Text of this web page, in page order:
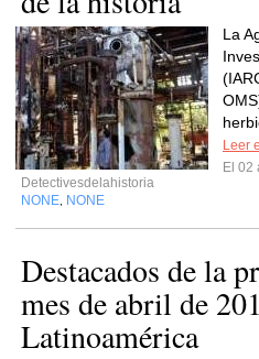
La
Leer
El 02
Detectivesdelahistoria
NONE NONE
Destacados de la
mes de abril de
Latinoamérica